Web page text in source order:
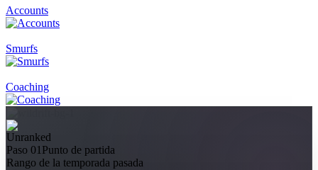
Accounts
Smurfs
Coaching
Paso 01 Punto de partida
Rango de la temporada pasada